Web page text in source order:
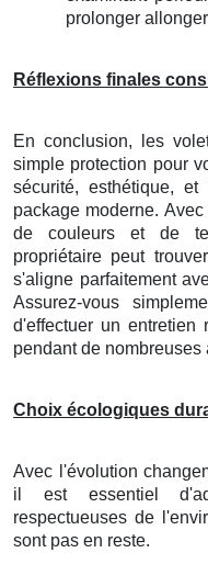
prolonger
Réflexions finales
En conclusion, les
simple protection pour
sécurité, esthétique,
package moderne.
de couleurs et de
propriétaire peut
s'aligne parfaitement
Assurez-vous
d'effectuer un entretien
pendant de nombreuses
Choix écologiques
Avec l'évolution
il est essentiel
respectueuses de
sont pas en reste.